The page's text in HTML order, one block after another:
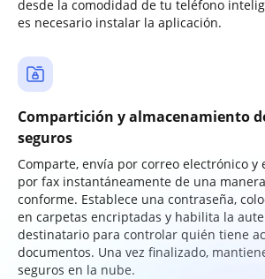
desde la comodidad de tu teléfono
es necesario instalar la aplicación.
Compartición y almacenamiento
seguros
Comparte, envía por correo electrónico y
por fax instantáneamente de una
conforme. Establece una contraseña,
en carpetas encriptadas y habilita la
destinatario para controlar quién tiene
documentos. Una vez finalizado,
seguros en la nube.